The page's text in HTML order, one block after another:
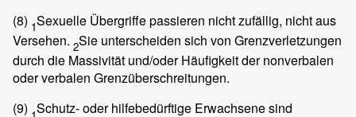
(8) 1Sexuelle Übergriffe passieren nicht zufällig, nicht aus
Versehen. 2Sie unterscheiden sich von Grenzverletzungen
durch die Massivität und/oder Häufigkeit der nonverbalen
oder verbalen Grenzüberschreitungen.
(9) Schutz- oder hilfebedürftige Erwachsene sind